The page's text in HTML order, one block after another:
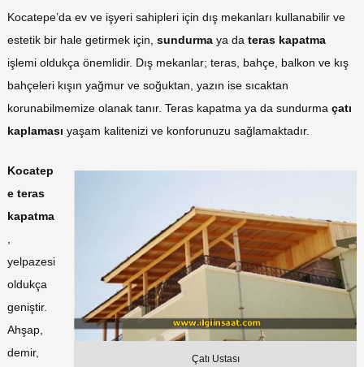
Kocatepe’da ev ve işyeri sahipleri için dış mekanları kullanabilir ve
estetik bir hale getirmek için, sundurma ya da teras kapatma
işlemi oldukça önemlidir. Dış mekanlar; teras, bahçe, balkon ve kış
bahçeleri kışın yağmur ve soğuktan, yazın ise sıcaktan
korunabilmemize olanak tanır. Teras kapatma ya da sundurma çatı
kaplaması yaşam kalitenizi ve konforunuzu sağlamaktadır.
Çatı Ustası
Kocatep
e teras
kapatma
yelpazesi
oldukça
geniştir.
Ahşap,
demir,